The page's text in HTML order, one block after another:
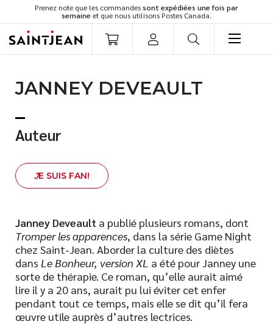
Prenez note que les commandessont expédiées une fois par
semaine et que nous utilisons Postes Canada.
Romans
Développement personnel
Spiritualité
Famille
Témoignages
Vie pratique
Finances
Nouveautés
Numérique
JANNEY DEVEAULT
Auteur
JE SUIS FAN!
Janney Deveault a publié plusieurs romans, dont
Tromper les apparences, dans la série Game Night
chez Saint-Jean. Aborder la culture des diètes
dans Le Bonheur, version XL a été pour Janney une
sorte de thérapie. Ce roman, qu’elle aurait aimé
lire il y a 20 ans, aurait pu lui éviter cet enfer
pendant tout ce temps, mais elle se dit qu’il fera
œuvre utile auprès d’autres lectrices.